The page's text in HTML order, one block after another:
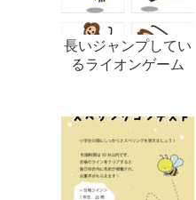
長いジャンプしてい
るライオンゲーム